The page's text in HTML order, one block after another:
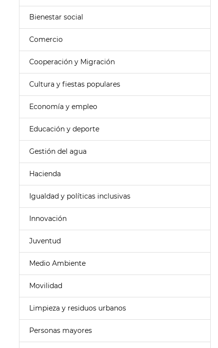
Bienestar social
Comercio
Cooperación y Migración
Cultura y fiestas populares
Economía y empleo
Educación y deporte
Gestión del agua
Hacienda
Igualdad y políticas inclusivas
Innovación
Juventud
Medio Ambiente
Movilidad
Limpieza y residuos urbanos
Personas mayores